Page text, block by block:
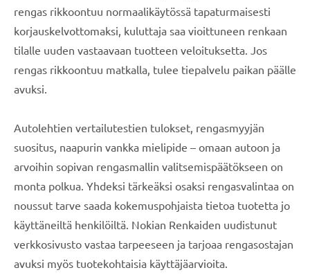
rengas rikkoontuu normaalikäytössä tapaturmaisesti
korjauskelvottomaksi, kuluttaja saa vioittuneen renkaan
tilalle uuden vastaavaan tuotteen veloituksetta. Jos
rengas rikkoontuu matkalla, tulee tiepalvelu paikan päälle
avuksi.
Autolehtien vertailutestien tulokset, rengasmyyjän
suositus, naapurin vankka mielipide – omaan autoon ja
arvoihin sopivan rengasmallin valitsemispäätökseen on
monta polkua. Yhdeksi tärkeäksi osaksi rengasvalintaa on
noussut tarve saada kokemuspohjaista tietoa tuotetta jo
käyttäneiltä henkilöiltä. Nokian Renkaiden uudistunut
verkkosivusto vastaa tarpeeseen ja tarjoaa rengasostajan
avuksi myös tuotekohtaisia käyttäjäarvioita.